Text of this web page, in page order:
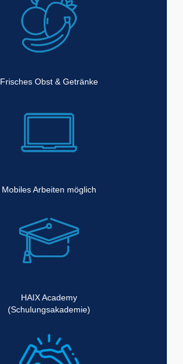
Frisches Obst & Getränke
Mobiles Arbeiten möglich
HAIX Academy
(Schulungsakademie)